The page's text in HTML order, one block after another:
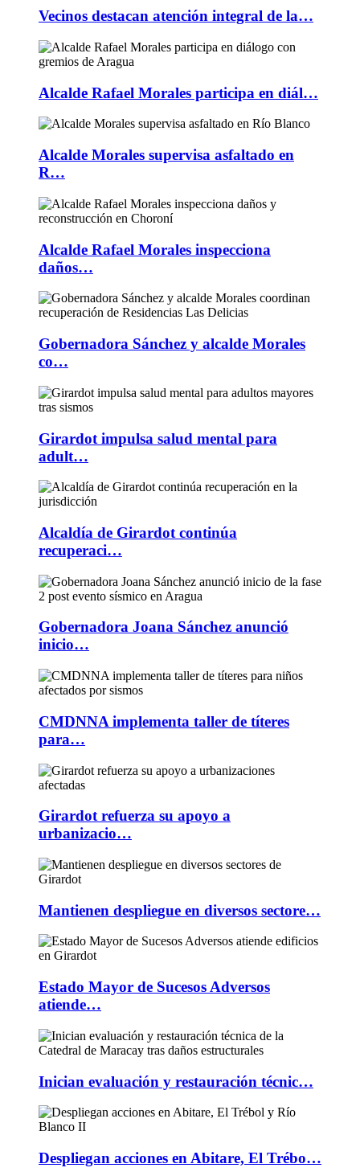
Vecinos destacan atención integral de la…
Alcalde Rafael Morales participa en diál…
Alcalde Morales supervisa asfaltado en
R…
Alcalde Rafael Morales inspecciona
daños…
Gobernadora Sánchez y alcalde Morales
co…
Girardot impulsa salud mental para
adult…
Alcaldía de Girardot continúa
recuperaci…
Gobernadora Joana Sánchez anunció
inicio…
CMDNNA implementa taller de títeres
para…
Girardot refuerza su apoyo a
urbanizacio…
Mantienen despliegue en diversos sectore…
Estado Mayor de Sucesos Adversos
atiende…
Inician evaluación y restauración técnic…
Despliegan acciones en Abitare, El Trébo…